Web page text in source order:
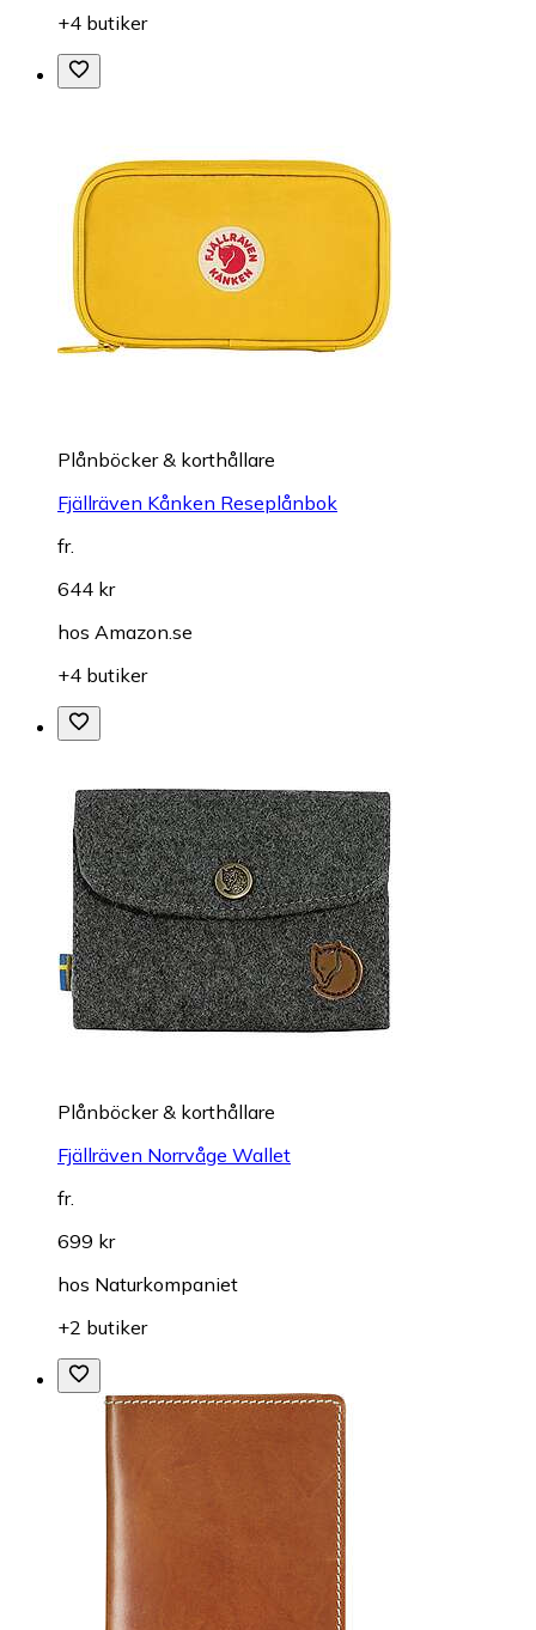
+4 butiker
Plånböcker & korthållare
Fjällräven Kånken Reseplånbok
fr.
644 kr
hos Amazon.se
+4 butiker
Plånböcker & korthållare
Fjällräven Norrvåge Wallet
fr.
699 kr
hos Naturkompaniet
+2 butiker